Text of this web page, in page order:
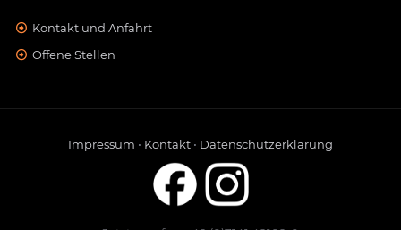
Kontakt und Anfahrt
Offene Stellen
Impressum • Kontakt • Datenschutzerklärung